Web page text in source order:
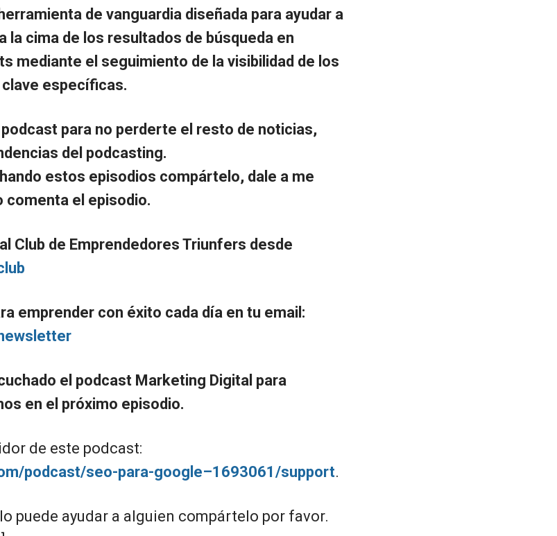
de vanguardia diseñada para ayudar a
la cima de los resultados de búsqueda en
mediante el seguimiento de la visibilidad de los
específicas.
para no perderte el resto de noticias,
del podcasting.
estos episodios compártelo, dale a me
comenta el episodio.
Club de Emprendedores Triunfers desde
emprender con éxito cada día en tu email:
el podcast Marketing Digital para
en el próximo episodio.
de este podcast:
podcast/seo-para-google–1693061/support.
puede ayudar a alguien compártelo por favor.